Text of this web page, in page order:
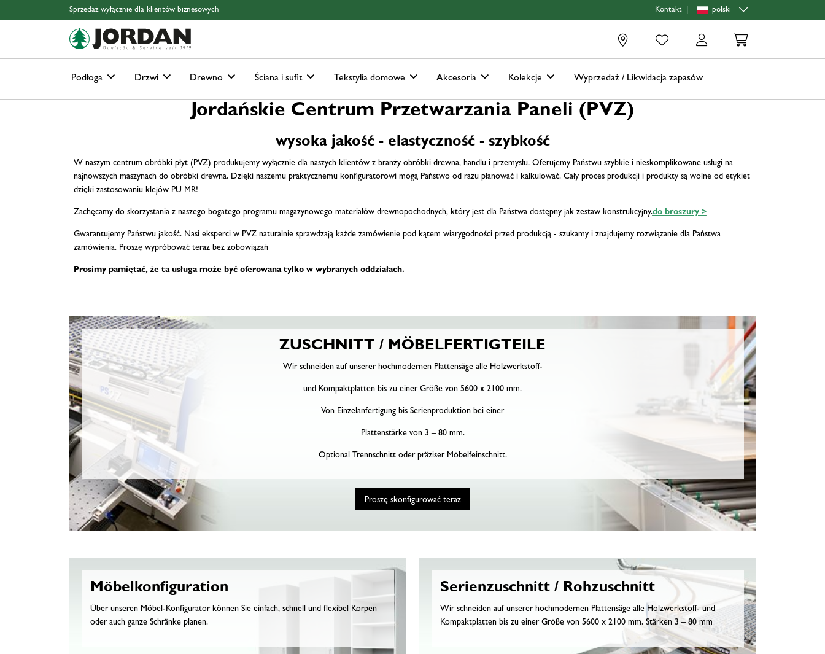
Skip to main content Skip to page header Skip to page footer
Sprzedaż wyłącznie dla klientów biznesowych Kontakt polski
Podłoga Drzwi Drewno Ściana i sufit Tekstylia domowe Akcesoria Kolekcje Wyprzedaż / Likwidacja zapasów
Jordańskie Centrum Przetwarzania Paneli (PVZ)
wysoka jakość - elastyczność - szybkość
W naszym centrum obróbki płyt (PVZ) produkujemy wyłącznie dla naszych klientów z branży obróbki drewna, handlu i przemysłu. Oferujemy Państwu szybkie i nieskomplikowane usługi na
najnowszych maszynach do obróbki drewna. Dzięki naszemu praktycznemu konfiguratorowi mogą Państwo od razu planować i kalkulować. Cały proces produkcji i produkty są wolne od etykiet
dzięki zastosowaniu klejów PU MR!
Zachęcamy do skorzystania z naszego bogatego programu magazynowego materiałów drewnopochodnych, który jest dla Państwa dostępny jak zestaw konstrukcyjny.do broszury >
Gwarantujemy Państwu jakość. Nasi eksperci w PVZ naturalnie sprawdzają każde zamówienie pod kątem wiarygodności przed produkcją - szukamy i znajdujemy rozwiązanie dla Państwa
zamówienia. Proszę wypróbować teraz bez zobowiązań
Prosimy pamiętać, że ta usługa może być oferowana tylko w wybranych oddziałach.
ZUSCHNITT / MÖBELFERTIGTEILE
Wir schneiden auf unserer hochmodernen Plattensäge alle Holzwerkstoff-
und Kompaktplatten bis zu einer Größe von 5600 x 2100 mm.
Von Einzelanfertigung bis Serienproduktion bei einer
Plattenstärke von 3 – 80 mm.
Optional Trennschnitt oder präziser Möbelfeinschnitt.
Proszę skonfigurować teraz
Möbelkonfiguration
Über unseren Möbel-Konfigurator können Sie einfach, schnell und flexibel Korpen
oder auch ganze Schränke planen.
Serienzuschnitt / Rohzuschnitt
Wir schneiden auf unserer hochmodernen Plattensäge alle Holzwerkstoff- und
Kompaktplatten bis zu einer Größe von 5600 x 2100 mm. Stärken 3 – 80 mm